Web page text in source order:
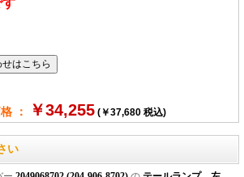
す
： ￥34,255 (￥37,680 税込)
い